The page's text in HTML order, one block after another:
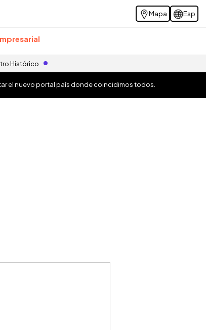
Mapa Esp
Histórico
el nuevo portal país donde coincidimos todos.